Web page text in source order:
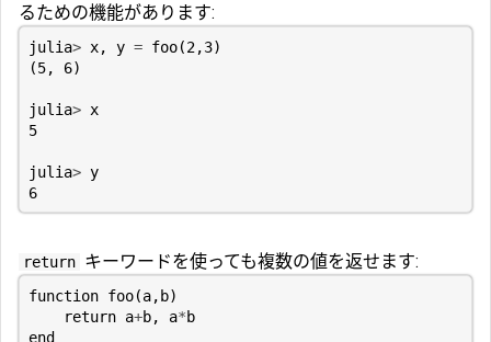
るための機能があります:
julia> x, y = foo(2,3)
(5, 6)
julia> x
5
julia> y
6
return キーワードを使っても複数の値を返せます:
function foo(a,b)
return a+b, a*b
end